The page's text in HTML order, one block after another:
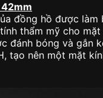
đồng hồ được làm
thẩm mỹ cho
đánh bóng và gắn
tạo nên một mặt